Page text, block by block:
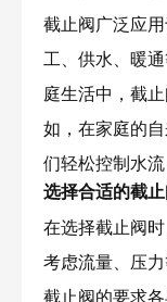
截止阀广泛应
工、供水、暖
庭生活中，截
如，在家庭的
们轻松控制水流
选择合适的截止
在选择截止阀
考虑流量、压
截止阀的要求